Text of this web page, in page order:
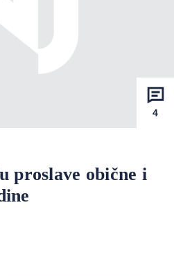
4
proslave obične i